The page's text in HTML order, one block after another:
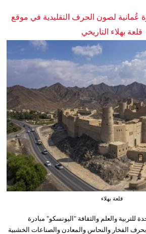
عُمانية لصون الحرف التقليدية في موقع
قلعة بهلاء التاريخي
قلعة بهلاء
للتربية والعلم والثقافة "اليونسكو" مبادرة
الفخار والنحاس والمعادن والصناعات الخشبية